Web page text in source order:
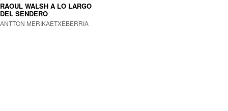
RAOUL WALSH A LO LARGO
DEL SENDERO
ANTTON MERIKAETXEBERRIA